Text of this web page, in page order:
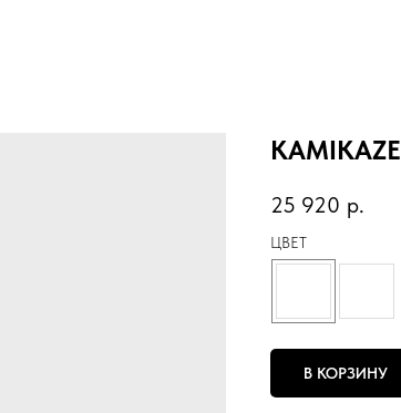
KAMIKAZE
25 920 р.
ЦВЕТ
В КОРЗИНУ